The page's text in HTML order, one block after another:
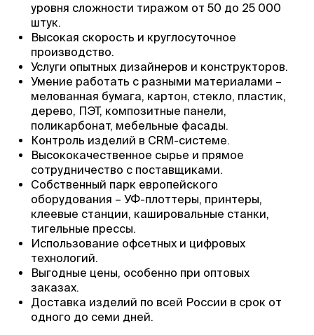
уровня сложности тиражом от 50 до 25 000
штук.
Высокая скорость и круглосуточное
производство.
Услуги опытных дизайнеров и конструкторов.
Умение работать с разными материалами –
мелованная бумага, картон, стекло, пластик,
дерево, ПЭТ, композитные панели,
поликарбонат, мебельные фасады.
Контроль изделий в CRM-системе.
Высококачественное сырье и прямое
сотрудничество с поставщиками.
Собственный парк европейского
оборудования – УФ-плоттеры, принтеры,
клеевые станции, кашировальные станки,
тигельные прессы.
Использование офсетных и цифровых
технологий.
Выгодные цены, особенно при оптовых
заказах.
Доставка изделий по всей России в срок от
одного до семи дней.